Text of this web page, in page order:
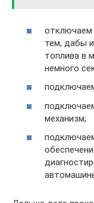
отключаем
тем, дабы
топлива в
немного
механизм;